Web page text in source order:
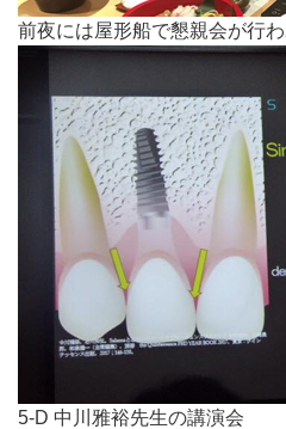
前夜には屋形船で懇親会が行わ
5-D 中川雅裕先生の講演会